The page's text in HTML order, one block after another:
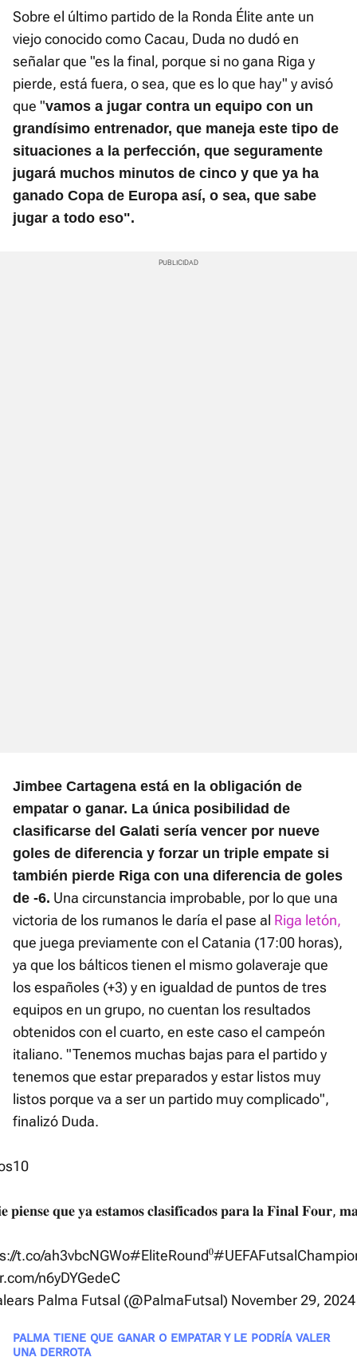
Sobre el último partido de la Ronda Élite ante un
viejo conocido como Cacau, Duda no dudó en
señalar que "es la final, porque si no gana Riga y
pierde, está fuera, o sea, que es lo que hay" y avisó
que "vamos a jugar contra un equipo con un
grandísimo entrenador, que maneja este tipo de
situaciones a la perfección, que seguramente
jugará muchos minutos de cinco y que ya ha
ganado Copa de Europa así, o sea, que sabe
jugar a todo eso".
Jimbee Cartagena está en la obligación de
empatar o ganar. La única posibilidad de
clasificarse del Galati sería vencer por nueve
goles de diferencia y forzar un triple empate si
también pierde Riga con una diferencia de goles
de -6. Una circunstancia improbable, por lo que una
victoria de los rumanos le daría el pase al Riga letón,
que juega previamente con el Catania (17:00 horas),
ya que los bálticos tienen el mismo golaveraje que
los españoles (+3) y en igualdad de puntos de tres
equipos en un grupo, no cuentan los resultados
obtenidos con el cuarto, en este caso el campeón
italiano. "Tenemos muchas bajas para el partido y
tenemos que estar preparados y estar listos muy
listos porque va a ser un partido muy complicado",
finalizó Duda.
𝐩𝐢𝐞𝐧𝐬𝐞 𝐪𝐮𝐞 𝐲𝐚 𝐞𝐬𝐭𝐚𝐦𝐨𝐬 𝐜𝐥𝐚𝐬𝐢𝐟𝐢𝐜𝐚𝐝𝐨𝐬 𝐩𝐚𝐫𝐚 𝐥𝐚 𝐅𝐢𝐧𝐚𝐥 𝐅𝐨𝐮𝐫,
t.co/ah3vbcNGWo#EliteRound⁰
n6yDYGedeC
Palma Futsal (@PalmaFutsal) November 29, 2024
PALMA TIENE QUE GANAR O EMPATAR Y LE PODRÍA VALER
UNA DERROTA